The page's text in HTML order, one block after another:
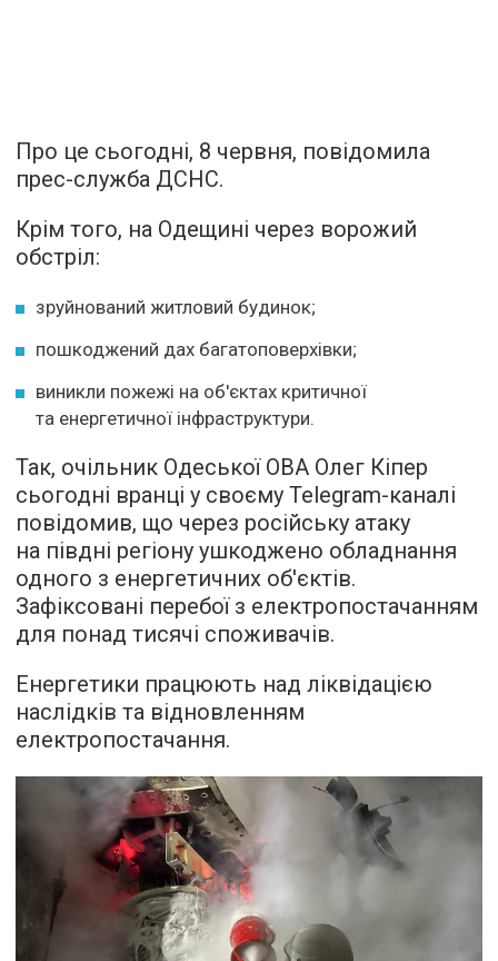
Про це сьогодні, 8 червня, повідомила
прес-служба ДСНС.
Крім того, на Одещині через ворожий
обстріл:
зруйнований житловий будинок;
пошкоджений дах багатоповерхівки;
виникли пожежі на об'єктах критичної
та енергетичної інфраструктури.
Так, очільник Одеської ОВА Олег Кіпер
сьогодні вранці у своєму Telegram-каналі
повідомив, що через російську атаку
на півдні регіону ушкоджено обладнання
одного з енергетичних об'єктів.
Зафіксовані перебої з електропостачанням
для понад тисячі споживачів.
Енергетики працюють над ліквідацією
наслідків та відновленням
електропостачання.